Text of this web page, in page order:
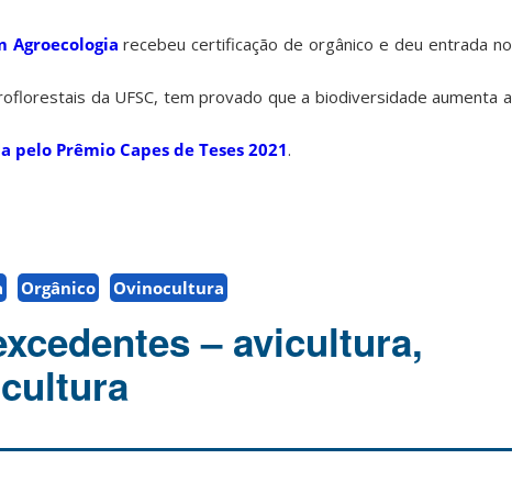
Agroecologia recebeu certificação de orgânico e deu entrada no
da UFSC, tem provado que a biodiversidade aumenta a
pelo Prêmio Capes de Teses 2021.
Orgânico Ovinocultura
– avicultura,